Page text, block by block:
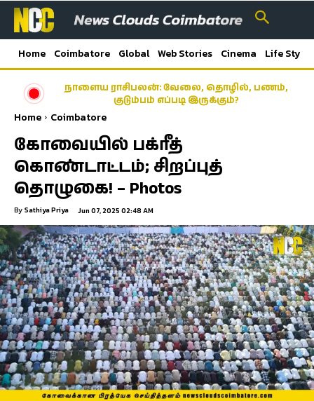
Home Coimbatore Global Web Stories Cinema Life Style
கோவையில் பயங்கரம்! அண்ணனைக் கொன்று
கிணற்றில் வீசிய தம்பி, நண்பர் கைது
Home Coimbatore
கோவையில் பக்ரீத்
கொண்டாட்டம்; சிறப்புத்
தொழுகை! – Photos
By Sathiya Priya Jun 07, 2025 02:48 AM